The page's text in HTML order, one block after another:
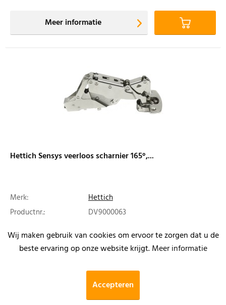
Meer informatie
Hettich Sensys veerloos scharnier 165°,...
Merk:
Hettich
Productnr.:
DV9000063
€ 8,88 incl. BTW
Wij maken gebruik van cookies om ervoor te zorgen dat u de
beste ervaring op onze website krijgt.Meer informatie
Accepteren